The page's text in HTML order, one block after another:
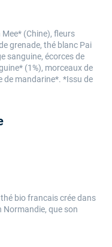
(Chine), fleurs
grenade, thé blanc Pai
sanguine, écorces de
(1%), morceaux de
de mandarine*. *Issu de
bio francais crée dans
Normandie, que son